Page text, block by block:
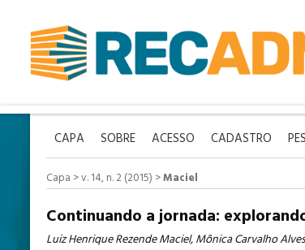
CAPA SOBRE ACESSO CADASTRO
Capa >v. 14, n. 2 (2015) >Maciel
Continuando a jornada:
Luiz Henrique Rezende Maciel, Mônica Carvalho